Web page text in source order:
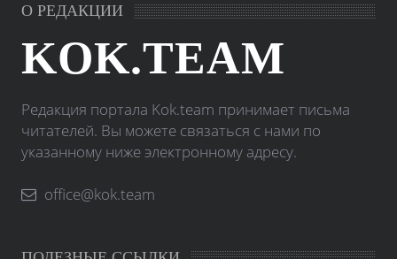
О РЕДАКЦИИ
KOK.TEAM
Редакция портала Kok.team принимает письма
читателей. Вы можете связаться с нами по
указанному ниже электронному адресу.
office@kok.team